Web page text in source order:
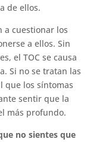
de ellos.
a cuestionar los
a ellos. Sin
el TOC se causa
Si no se tratan las
que los síntomas
sentir que la
más profundo.
no sientes que